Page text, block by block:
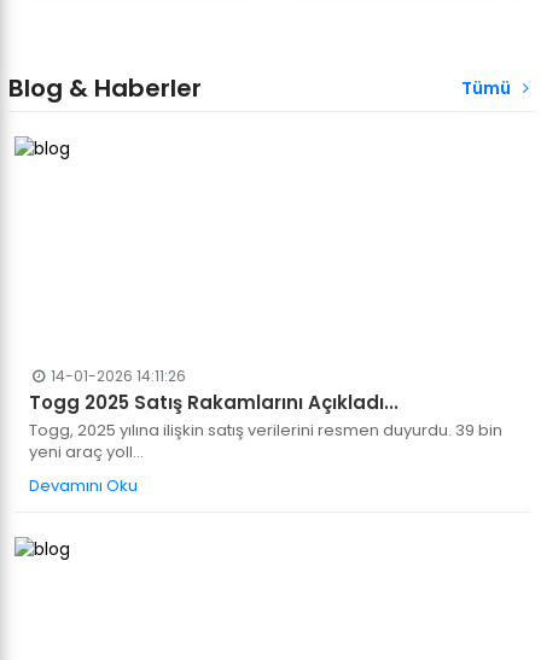
Blog & Haberler Tümü
14-01-2026 14:11:26
Togg 2025 Satış Rakamlarını Açıkladı...
Togg, 2025 yılına ilişkin satış verilerini resmen duyurdu. 39 bin
yeni araç yoll...
Devamını Oku